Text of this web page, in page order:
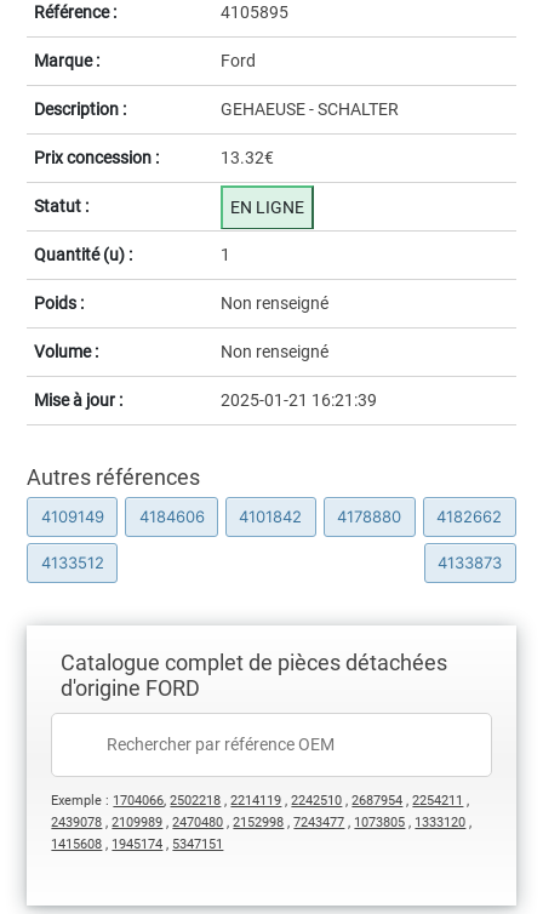
Référence : 4105895
Marque : Ford
Description : GEHAEUSE - SCHALTER
Prix concession : 13.32€
Statut : EN LIGNE
Quantité (u) : 1
Poids : Non renseigné
Volume : Non renseigné
Mise à jour : 2025-01-21 16:21:39
Autres références
4109149 4184606 4101842 4178880 4182662
4133512 4133873
Catalogue complet de pièces détachées
d'origine FORD
Exemple : 1704066,2502218 ,2214119 ,2242510 ,2687954 ,2254211 ,
2439078 ,2109989 ,2470480 ,2152998 ,7243477 , 1073805 , 1333120 ,
1415608 , 1945174 , 5347151